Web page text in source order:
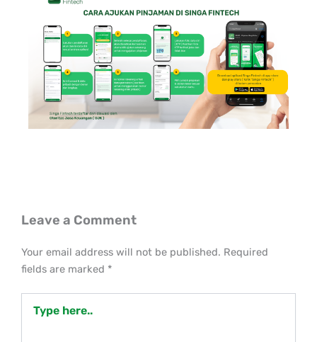
Leave a Comment
Your email address will not be published. Required
fields are marked *
here..